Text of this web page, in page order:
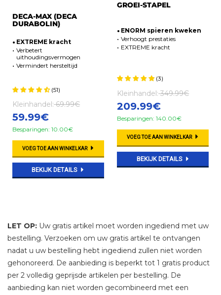
DECA-MAX (DECA
DURABOLIN)
EXTREME kracht
Verbetert
uithoudingsvermogen
Vermindert hersteltijd
(51)
Kleinhandel: 69.99€
59.99€
Besparingen: 10.00€
VOEG TOE AAN WINKELKAR
BEKIJK DETAILS
GROEI-STAPEL
ENORM spieren kweken
Verhoogt prestaties
EXTREME kracht
(3)
Kleinhandel: 349.99€
209.99€
Besparingen: 140.00€
VOEG TOE AAN WINKELKAR
BEKIJK DETAILS
LET OP: Uw gratis artikel moet worden ingediend met uw
bestelling. Verzoeken om uw gratis artikel te ontvangen
nadat u uw bestelling hebt ingediend zullen niet worden
gehonoreerd. De aanbieding is beperkt tot 1 gratis product
per 2 volledig geprijsde artikelen per bestelling. De
aanbieding kan niet worden gecombineerd met een